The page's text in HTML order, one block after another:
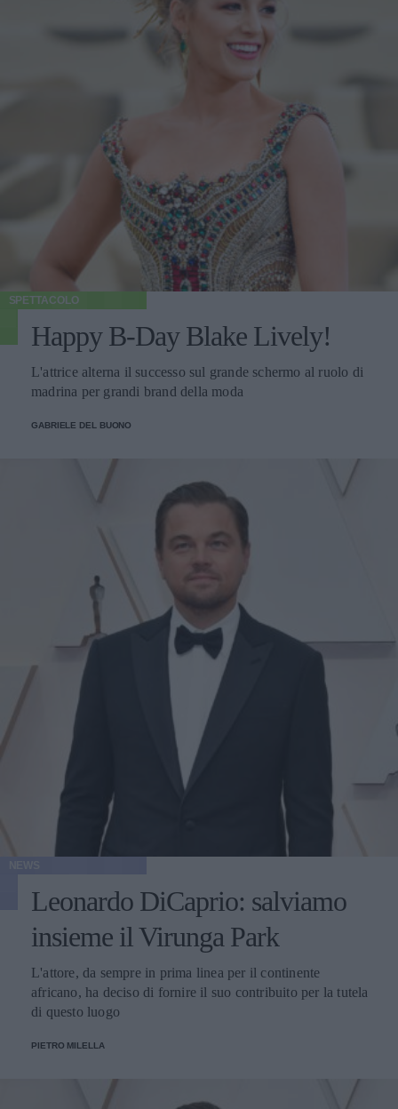
SPETTACOLO
Happy B-Day Blake Lively!
L'attrice alterna il successo sul grande schermo al ruolo di
madrina per grandi brand della moda
GABRIELE DEL BUONO
Leonardo DiCaprio: salviamo
insieme il Virunga Park
L'attore, da sempre in prima linea per il continente
africano, ha deciso di fornire il suo contribuito per la tutela
di questo luogo
PIETRO MILELLA